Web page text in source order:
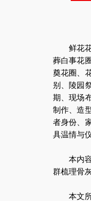
鲜花
葬白事花
奠花圈、
别、陵园
期、现场
制作、造
者身份、
具温情与
本内
群梳理骨
本文